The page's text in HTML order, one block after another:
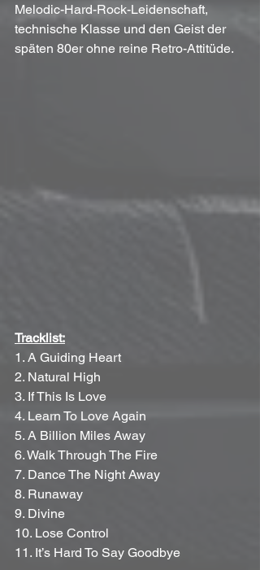
Melodic-Hard-Rock-Leidenschaft,
technische Klasse und den Geist der
späten 80er ohne reine Retro-Attitüde.
Tracklist:
1. A Guiding Heart
2. Natural High
3. If This Is Love
4. Learn To Love Again
5. A Billion Miles Away
6. Walk Through The Fire
7. Dance The Night Away
8. Runaway
9. Divine
10. Lose Control
11. It’s Hard To Say Goodbye